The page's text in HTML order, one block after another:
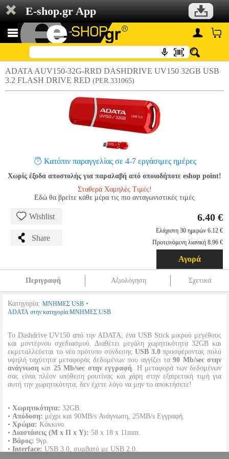
E-shop.gr App
ADATA AUV150-32G-RRD DASHDRIVE UV150 32GB USB
3.2 FLASH DRIVE RED (PER.331065)
Κατόπιν παραγγελίας σε 4-7 εργάσιμες ημέρες
Χωρίς έξοδα αποστολής για παραλαβή από οποιοδήποτε eshop point!
Σταθερά Χαμηλές Τιμές!
Εδώ θα βρείτε κάθε μέρα τις πιο ανταγωνιστικές τιμές
Wishlist
Share
6.40 €
Ελάχιστη 30 ημερών 6.12 €
Προτεινόμενη λιανική 8.96 €
Αγορά
Περιγραφή Αξιολόγηση Σχετικά
Κατηγορία: ΜΝΗΜΕΣ USB •
ADATA στην κατηγορία ΜΝΗΜΕΣ USB
Το Dashdrive UV150 από την ADATA, ένα USB Stick μικρού μεγέθους
και μοντέρνου σχεδιασμού. Διαθέτει μεγάλη χωρητικότητα 32GB και
εκμεταλλεύεται το νέο πρότυπο σύνδεσης USB 3.0προσφέροντας πολύ
υψηλή ταχύτητα μεταφοράς δεδομένων που αγγίζει τα90 Mb/sec στην
ανάγνωση και 25 Μb/sec στην εγγραφή. Η μεταφορά των δεδομένων
σας είναι πλέον υπόθεση ρουτίνας και χάρη στην εξαιρετική τιμή για
αυτή την χωρητικότητα, δεν έχετε λόγο να μην το αποκτήσετε!
• Χωρητικότητα: 32GB.
• Απόδοση: μέχρι και 90MB/s Ανάγνωση, 25MB/s Εγγραφή.
• Χρώμα: Κόκκινο.
• Διαστάσεις (Μ x Π x Υ): 58 x 18 x 11mm.
• Βάρος: 9γρ.
• Interface: USB 3.0, συμβατό με USB 2.0.